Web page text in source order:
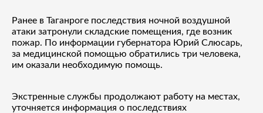
Ранее в Таганроге последствия ночной воздушной
атаки затронули складские помещения, где возник
пожар. По информации губернатора Юрий Слюсарь,
за медицинской помощью обратились три человека,
им оказали необходимую помощь.
Экстренные службы продолжают работу на местах,
уточняется информация о последствиях